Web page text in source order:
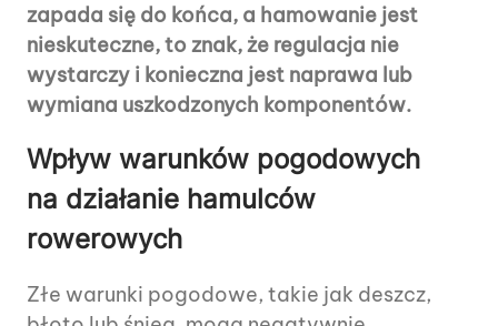
zapada się do końca, a hamowanie jest
nieskuteczne, to znak, że regulacja nie
wystarczy i konieczna jest naprawa lub
wymiana uszkodzonych komponentów.
Wpływ warunków pogodowych
na działanie hamulców
rowerowych
Złe warunki pogodowe, takie jak deszcz,